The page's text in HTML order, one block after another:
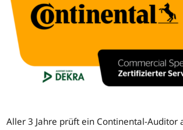
Aller 3 Jahre prüft ein Continental-Auditor